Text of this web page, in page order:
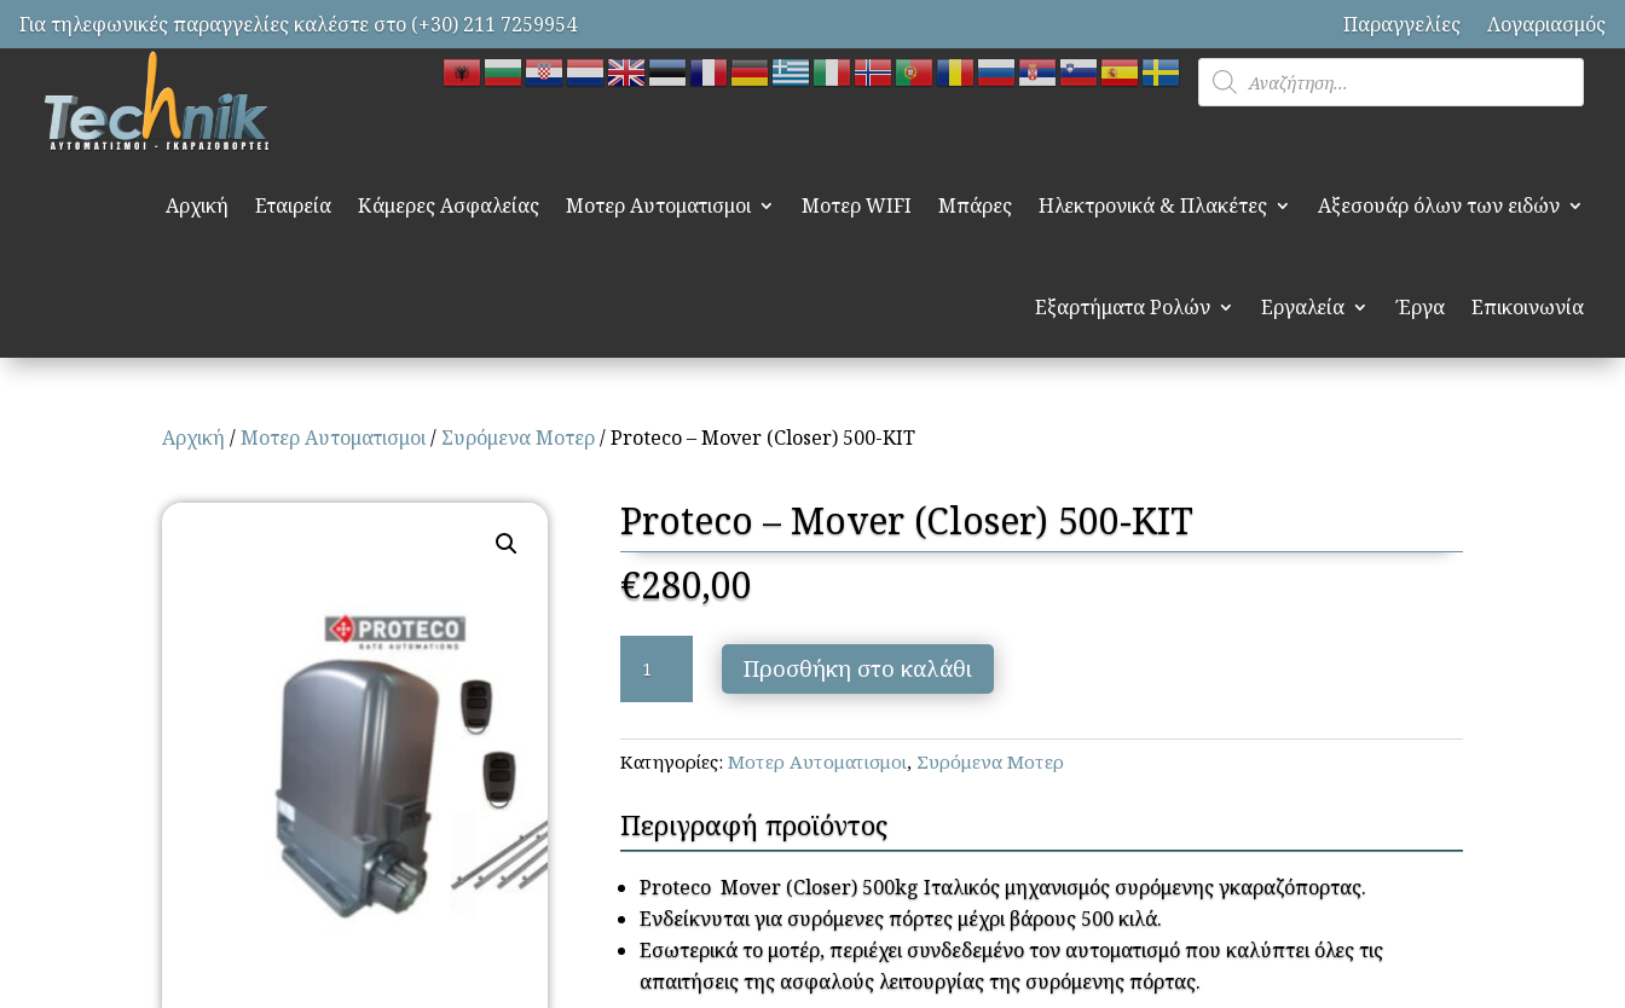
Για τηλεφωνικές παραγγελίες καλέστε στο (+30) 211 7259954 Παραγγελίες
Λογαριασμός
Products
search
Αρχική Εταιρεία Κάμερες Ασφαλείας Μοτερ Αυτοματισμοι Μοτερ WIFI Μπάρες Ηλεκτρονικά & Πλακέτες Αξεσουάρ όλων των ειδών
Εξαρτήματα Ρολών Εργαλεία Έργα Επικοινωνία
Αρχική /Μοτερ Αυτοματισμοι/ Συρόμενα Μοτερ/ Proteco – Mover (Closer) 500-KIT
Proteco – Mover (Closer) 500-KIT
€280,00
Mover
(Closer)
500-
ποσότητα
Προσθήκη στο καλάθι
Κατηγορίες: Μοτερ Αυτοματισμοι, Συρόμενα Μοτερ
Περιγραφή προϊόντος
Proteco Mover (Closer) 500kg Ιταλικός μηχανισμός συρόμενης γκαραζόπορτας.
Ενδείκνυται για συρόμενες πόρτες μέχρι βάρους 500 κιλά.
Εσωτερικά το μοτέρ, περιέχει συνδεδεμένο τον αυτοματισμό που καλύπτει όλες τις
απαιτήσεις της ασφαλούς λειτουργίας της συρόμενης πόρτας.